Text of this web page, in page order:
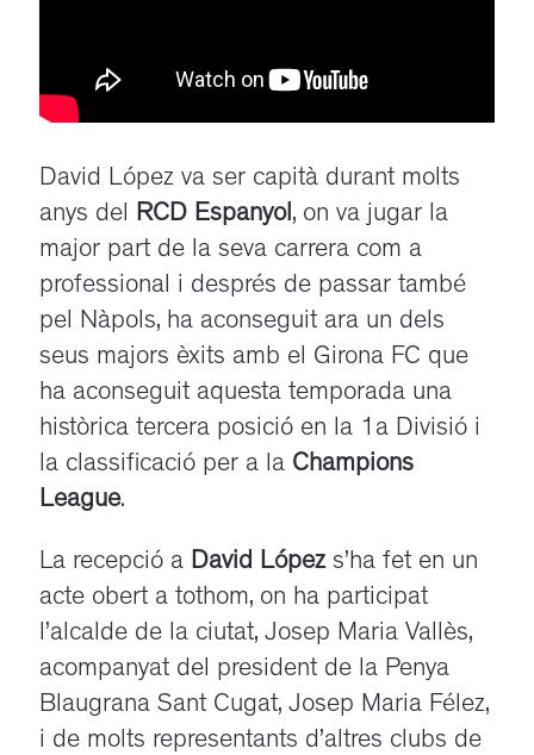
David López va ser capità durant molts
anys del RCD Espanyol, on va jugar la
major part de la seva carrera com a
professional i després de passar també
pel Nàpols, ha aconseguit ara un dels
seus majors èxits amb el Girona FC que
ha aconseguit aquesta temporada una
històrica tercera posició en la 1a Divisió i
la classificació per a la Champions
League.
La recepció a David Lópezs’ha fet en un
acte obert a tothom, on ha participat
l’alcalde de la ciutat, Josep Maria Vallès,
acompanyat del president de la Penya
Blaugrana Sant Cugat, Josep Maria Félez,
i de molts representants d’altres clubs de